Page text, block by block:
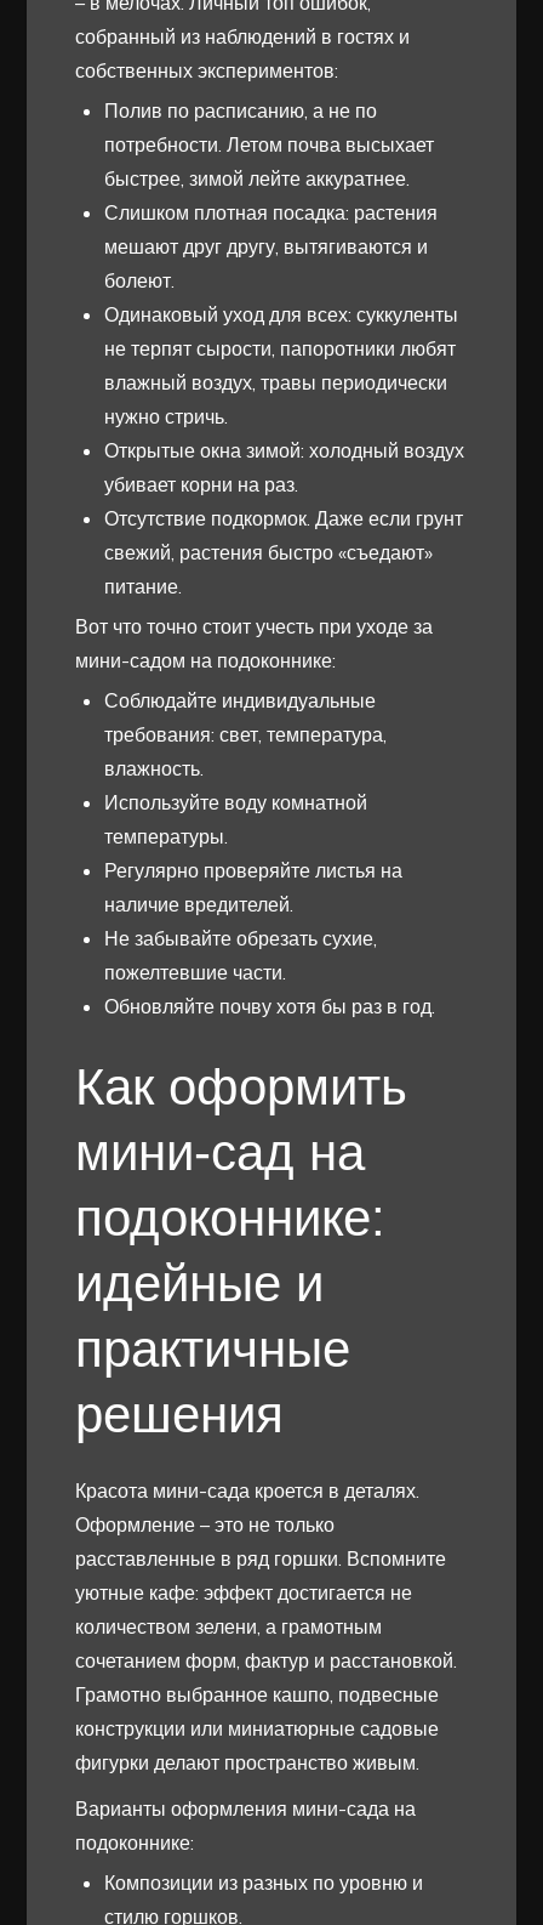
собранный из наблюдений в гостях и
собственных экспериментов:
Полив по расписанию, а не по
потребности. Летом почва высыхает
быстрее, зимой лейте аккуратнее.
Слишком плотная посадка: растения
мешают друг другу, вытягиваются и
болеют.
Одинаковый уход для всех: суккуленты
не терпят сырости, папоротники любят
влажный воздух, травы периодически
нужно стричь.
Открытые окна зимой: холодный воздух
убивает корни на раз.
Отсутствие подкормок. Даже если грунт
свежий, растения быстро «съедают»
питание.
Вот что точно стоит учесть при уходе за
мини-садом на подоконнике:
Соблюдайте индивидуальные
требования: свет, температура,
влажность.
Используйте воду комнатной
температуры.
Регулярно проверяйте листья на
наличие вредителей.
Не забывайте обрезать сухие,
пожелтевшие части.
Обновляйте почву хотя бы раз в год.
Как оформить
мини-сад на
подоконнике:
идейные и
практичные
решения
Красота мини-сада кроется в деталях.
Оформление – это не только
расставленные в ряд горшки. Вспомните
уютные кафе: эффект достигается не
количеством зелени, а грамотным
сочетанием форм, фактур и расстановкой.
Грамотно выбранное кашпо, подвесные
конструкции или миниатюрные садовые
фигурки делают пространство живым.
Варианты оформления мини-сада на
подоконнике:
Композиции из разных по уровню и
стилю горшков.